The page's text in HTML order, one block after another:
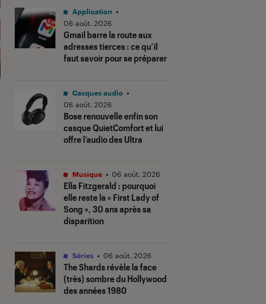
Gmail barre la route aux
adresses tierces : ce qu’il
faut savoir pour se préparer
Application •
06 août. 2026
Bose renouvelle enfin son
casque QuietComfort et lui
offre l’audio des Ultra
Casques audio •
06 août. 2026
Ella Fitzgerald : pourquoi
elle reste la « First Lady of
Song », 30 ans après sa
disparition
Musique • 06 août. 2026
The Shardsrévèle la face
(très) sombre du Hollywood
des années 1980
Séries • 06 août. 2026